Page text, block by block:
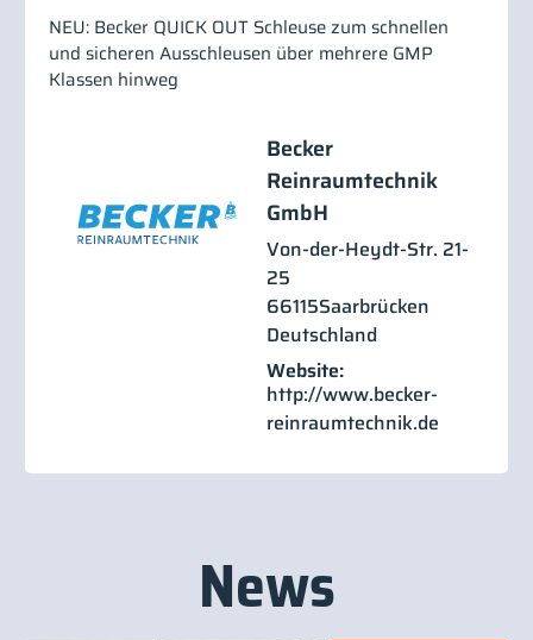
NEU: Becker QUICK OUT Schleuse zum schnellen
und sicheren Ausschleusen über mehrere GMP
Klassen hinweg
Becker
Reinraumtechnik
GmbH
Von-der-Heydt-Str. 21-
25
66115Saarbrücken
Deutschland
Website:
http://www.becker-
reinraumtechnik.de
News